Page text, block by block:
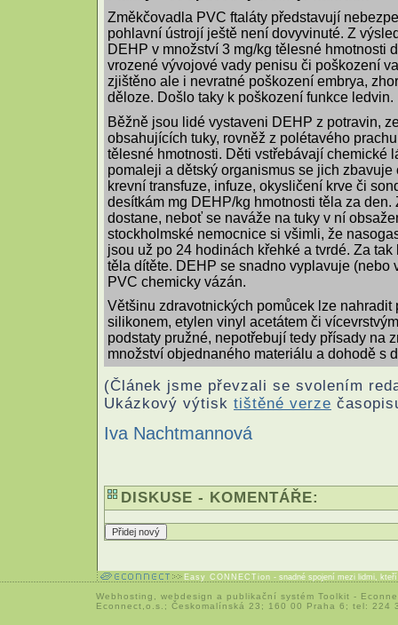
Změkčovadla PVC ftaláty představují
pohlavní ústrojí ještě není dovyvinuté. Z
DEHP v množství 3 mg/kg tělesné hmotnosti
vrozené vývojové vady penisu či poškození
zjištěno ale i nevratné poškození embrya,
děloze. Došlo taky k poškození funkce ledvin.
Běžně jsou lidé vystaveni DEHP z potravin,
obsahujících tuky, rovněž z polétavého
tělesné hmotnosti. Děti vstřebávají chemické
pomaleji a dětský organismus se jich
krevní transfuze, infuze, okysličení krve či
desítkám mg DEHP/kg hmotnosti těla za
dostane, neboť se naváže na tuky v ní
stockholmské nemocnice si všimli, že
jsou už po 24 hodinách křehké a tvrdé. Za
těla dítěte. DEHP se snadno vyplavuje (nebo
PVC chemicky vázán.
Většinu zdravotnických pomůcek lze
silikonem, etylen vinyl acetátem či
podstaty pružné, nepotřebují tedy přísady na
množství objednaného materiálu a dohodě s
(Článek jsme převzali se svolením
Ukázkový výtisk tištěné verze
Iva Nachtmannová
DISKUSE - KOMENTÁŘE:
Easy CONNECTion - snadné spojení mezi lidmi,
Webhosting webdesign a publikační systém Toolkit -
Econnect,o.s.; Českomalínská 23; 160 00 Praha 6; tel: 224